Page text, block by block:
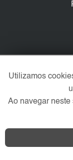
Utilizamos
Ao navegar neste